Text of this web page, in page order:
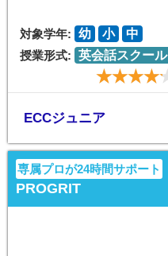
対象学年: 幼 小
中
授業形式: 英会話スクール
ECCジュニア
専属プロが24時間サポート
PROGRIT